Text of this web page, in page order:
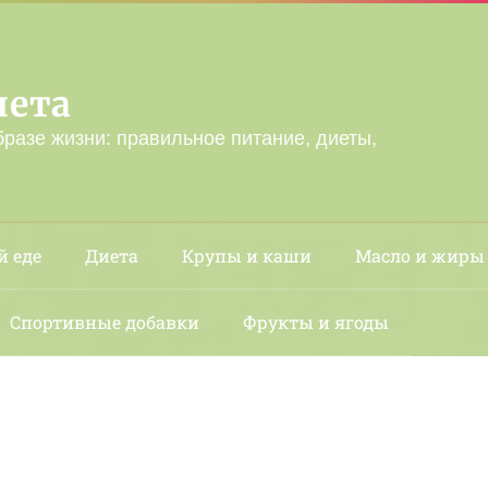
жизни: правильное питание, диеты,
еде Диета Крупы и каши Масло и жиры
Спортивные добавки Фрукты и ягоды